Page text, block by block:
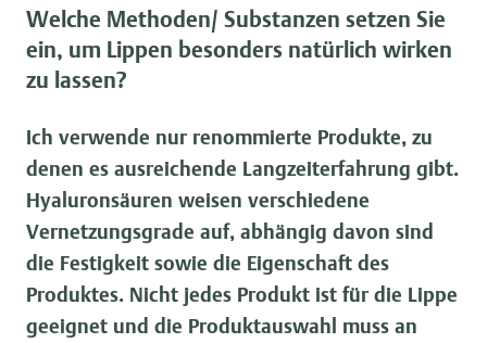
Welche Methoden/ Substanzen setzen Sie
ein, um Lippen besonders natürlich wirken
zu lassen?
Ich verwende nur renommierte Produkte, zu
denen es ausreichende Langzeiterfahrung gibt.
Hyaluronsäuren weisen verschiedene
Vernetzungsgrade auf, abhängig davon sind
die Festigkeit sowie die Eigenschaft des
Produktes. Nicht jedes Produkt ist für die Lippe
geeignet und die Produktauswahl muss an